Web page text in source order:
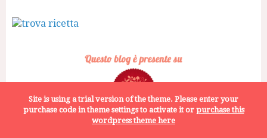
Site is using a trial version of the theme. Please enter your
purchase code in theme settings to activate it or purchase this
wordpress theme here